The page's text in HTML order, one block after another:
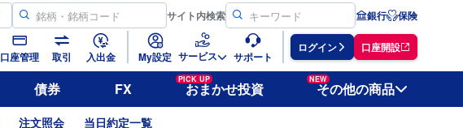
サイト内検索 銀行 保険
口座管理 取引 入出金 My設定 サービス サポート
ログイン 口座開設
債券 FX
PICK UP
おまかせ投資
NEW
その他の商品
注文照会 当日約定一覧